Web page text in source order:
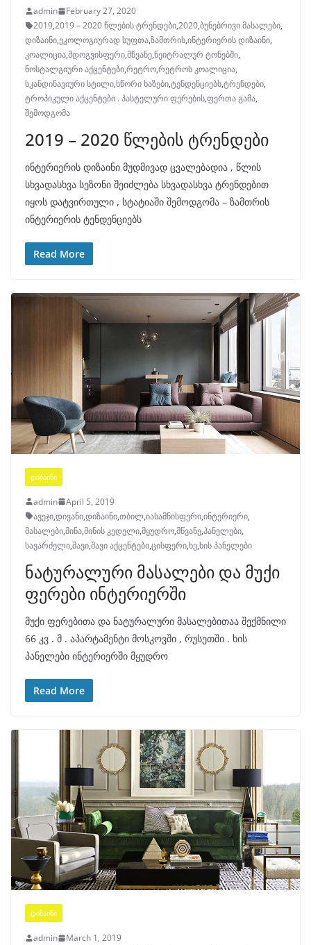
admin
February 27, 2020
2019,2019 – 2020 წლების ტრენდები,2020,ბუნებრივი მასალები,
დიზაინი,ეკოლოგიურად სუფთა,ზამთრის,ინტერიერის დიზაინი,
კოალიცია,მდოგვისფერი,მწვანე,ნეიტრალურ ტონებში,
ნოსტალგიური აქცენტები,რეტრო,რეტროს კოალიცია,
სკანდინავიური სტილი,სწორი ხაზები,ტენდენციებს,ტრენდები,
ტროპიკული აქცენტები . პასტელური ფერების,ფერთა გამა,
შემოდგომა
2019 – 2020 წლების ტრენდები
ინტერიერის დიზაინი მუდმივად ცვალებადია , წლის
სხვადასხვა სეზონი შეიძლება სხვადასხვა ტრენდებით
იყოს დატვირთული , სტატიაში შემოდგომა – ზამთრის
ინტერიერის ტენდენციებს
Read More
ᲓᲘᲖᲐᲘᲜᲘ
admin
April 5, 2019
ავეჯი,დივანი,დიზაინი,თბილ,იასამნისფერი,ინტერიერი,
მასალები,მინა,მინის კედელი,მყუდრო,მწვანე,პანელები,
სავარძელი,შავი,შავი აქცენტები,ცისფერი,ხე,ხის პანელები
ნატურალური მასალები და მუქი
ფერები ინტერიერში
მუქი ფერებითა და ნატურალური მასალებითაა შექმნილი
66 კვ . მ . აპარტამენტი მოსკოვში , რუსეთში . ხის
პანელები ინტერიერში მყუდრო
Read More
ᲓᲘᲖᲐᲘᲜᲘ
admin
March 1, 2019